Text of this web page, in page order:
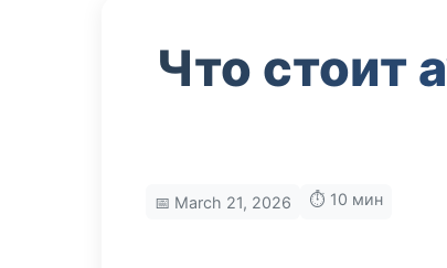
Что стоит
📅 March 21, 2026 ⏱️ 10 мин